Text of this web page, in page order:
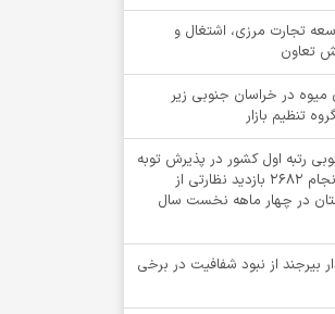
تجارت مرزی، اشتغال و
تعاون
میوه در خراسان جنوبی زیر
تنظیم بازار
رتبه اول کشور در پذیرش توبه
متهمان / انجام ۲۶۸۲ بازدید نظارتی از
در چهار ماهه نخست سال
بیرجند از نبود شفافیت در برخی